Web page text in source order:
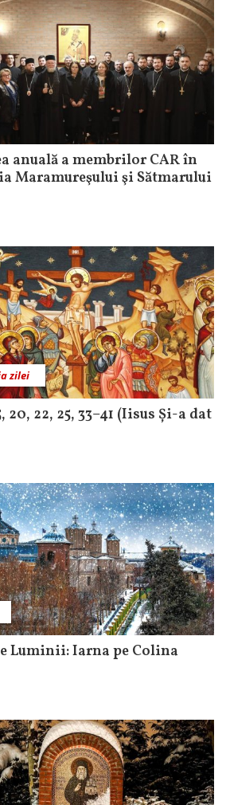
anuală a membrilor CAR în
Maramureşului şi Sătmarului
zilei
20, 22, 25, 33–41 (Iisus Și-a dat
Luminii: Iarna pe Colina